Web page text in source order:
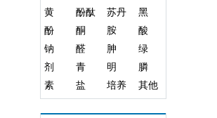
黄
酚酞 苏丹
黑
酚
酮 胺
酸
钠
醛 胂
绿
剂
青 明
膦
素
盐
培养
其他